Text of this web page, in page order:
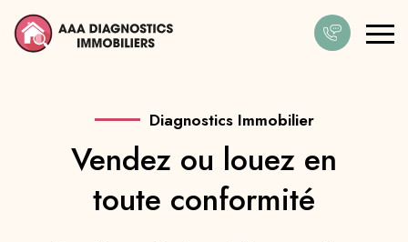
Diagnostics Immobilier
Vendez ou louez en
toute conformité
Diagnostic PEMD